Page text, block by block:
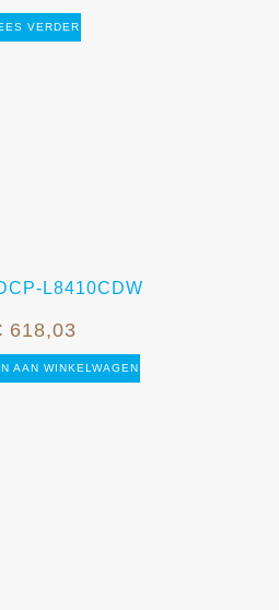
VERDER
L8410CDW
618,03
AAN WINKELWAGEN